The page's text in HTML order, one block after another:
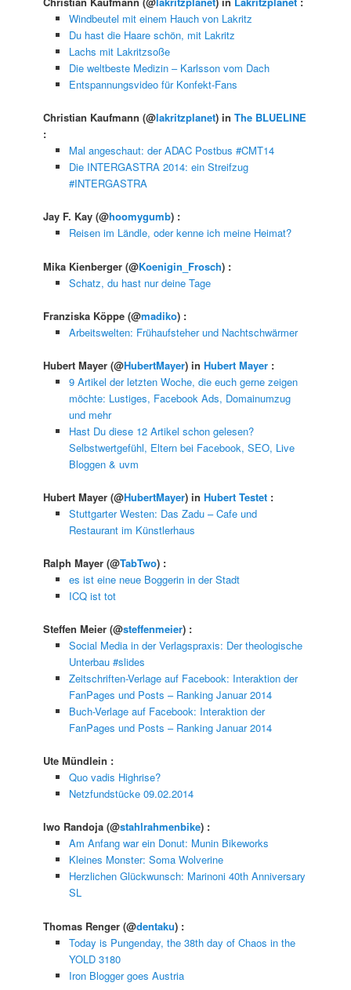
Windbeutel mit einem Hauch von Lakritz
Du hast die Haare schön, mit Lakritz
Lachs mit Lakritzsoße
Die weltbeste Medizin – Karlsson vom Dach
Entspannungsvideo für Konfekt-Fans
Christian Kaufmann(@lakritzplanet) inThe BLUELINE
:
Mal angeschaut: der ADAC Postbus #CMT14
Die INTERGASTRA 2014: ein Streifzug
#INTERGASTRA
Jay F. Kay(@hoomygumb) :
Reisen im Ländle, oder kenne ich meine Heimat?
Mika Kienberger(@Koenigin_Frosch) :
Schatz, du hast nur deine Tage
Franziska Köppe(@madiko) :
Arbeitswelten: Frühaufsteher und Nachtschwärmer
Hubert Mayer(@HubertMayer) inHubert Mayer :
9 Artikel der letzten Woche, die euch gerne zeigen
möchte: Lustiges, Facebook Ads, Domainumzug
und mehr
Hast Du diese 12 Artikel schon gelesen?
Selbstwertgefühl, Eltern bei Facebook, SEO, Live
Bloggen & uvm
Hubert Mayer(@HubertMayer) inHubert Testet :
Stuttgarter Westen: Das Zadu – Cafe und
Restaurant im Künstlerhaus
Ralph Mayer(@TabTwo) :
es ist eine neue Boggerin in der Stadt
ICQ ist tot
Steffen Meier(@steffenmeier) :
Social Media in der Verlagspraxis: Der theologische
Unterbau #slides
Zeitschriften-Verlage auf Facebook: Interaktion der
FanPages und Posts – Ranking Januar 2014
Buch-Verlage auf Facebook: Interaktion der
FanPages und Posts – Ranking Januar 2014
Ute Mündlein :
Quo vadis Highrise?
Netzfundstücke 09.02.2014
Iwo Randoja(@stahlrahmenbike) :
Am Anfang war ein Donut: Munin Bikeworks
Kleines Monster: Soma Wolverine
Herzlichen Glückwunsch: Marinoni 40th Anniversary
SL
Thomas Renger(@dentaku) :
Today is Pungenday, the 38th day of Chaos in the
YOLD 3180
Iron Blogger goes Austria